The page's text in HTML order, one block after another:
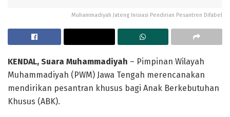
Muhammadiyah Jateng Inisiasi Pendirian Pesantren Difabel
KENDAL, Suara Muhammadiyah – Pimpinan Wilayah
Muhammadiyah (PWM) Jawa Tengah merencanakan
mendirikan pesantran khusus bagi Anak Berkebutuhan
Khusus (ABK).